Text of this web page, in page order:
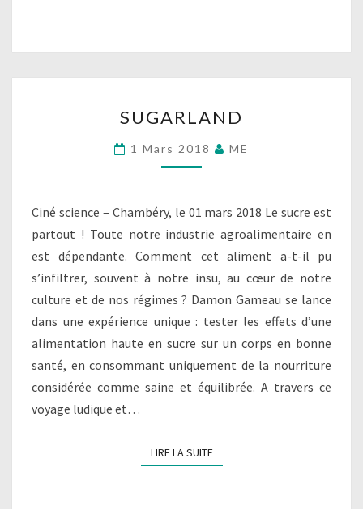
SUGARLAND
1 Mars 2018 ME
Ciné science – Chambéry, le 01 mars 2018 Le sucre est
partout ! Toute notre industrie agroalimentaire en
est dépendante. Comment cet aliment a-t-il pu
s’infiltrer, souvent à notre insu, au cœur de notre
culture et de nos régimes ? Damon Gameau se lance
dans une expérience unique : tester les effets d’une
alimentation haute en sucre sur un corps en bonne
santé, en consommant uniquement de la nourriture
considérée comme saine et équilibrée. A travers ce
voyage ludique et…
LIRE LA SUITELIRE LA SUITE